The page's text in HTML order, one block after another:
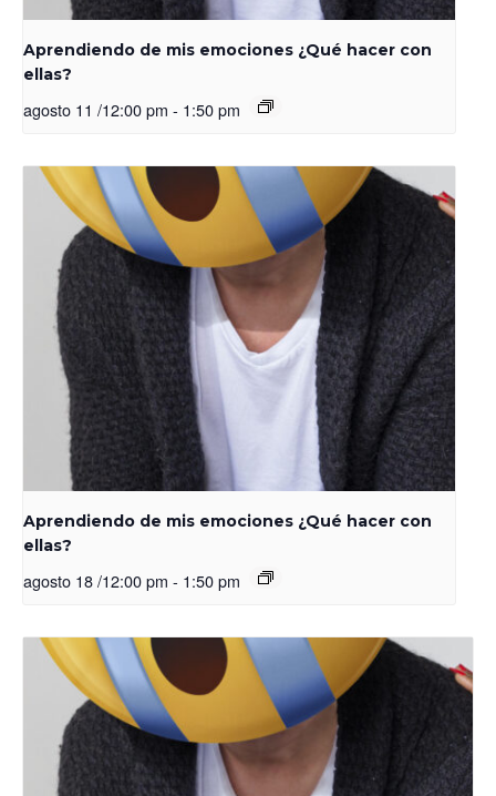
Aprendiendo de mis emociones ¿Qué hacer con
ellas?
agosto 11 /12:00 pm - 1:50 pm
Aprendiendo de mis emociones ¿Qué hacer con
ellas?
agosto 18 /12:00 pm - 1:50 pm